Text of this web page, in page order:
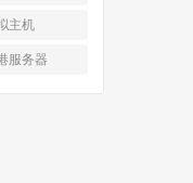
主机
服务器